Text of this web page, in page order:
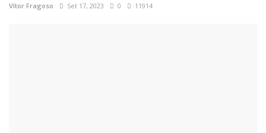
Vítor Fragoso Set 17, 2023 0 11914